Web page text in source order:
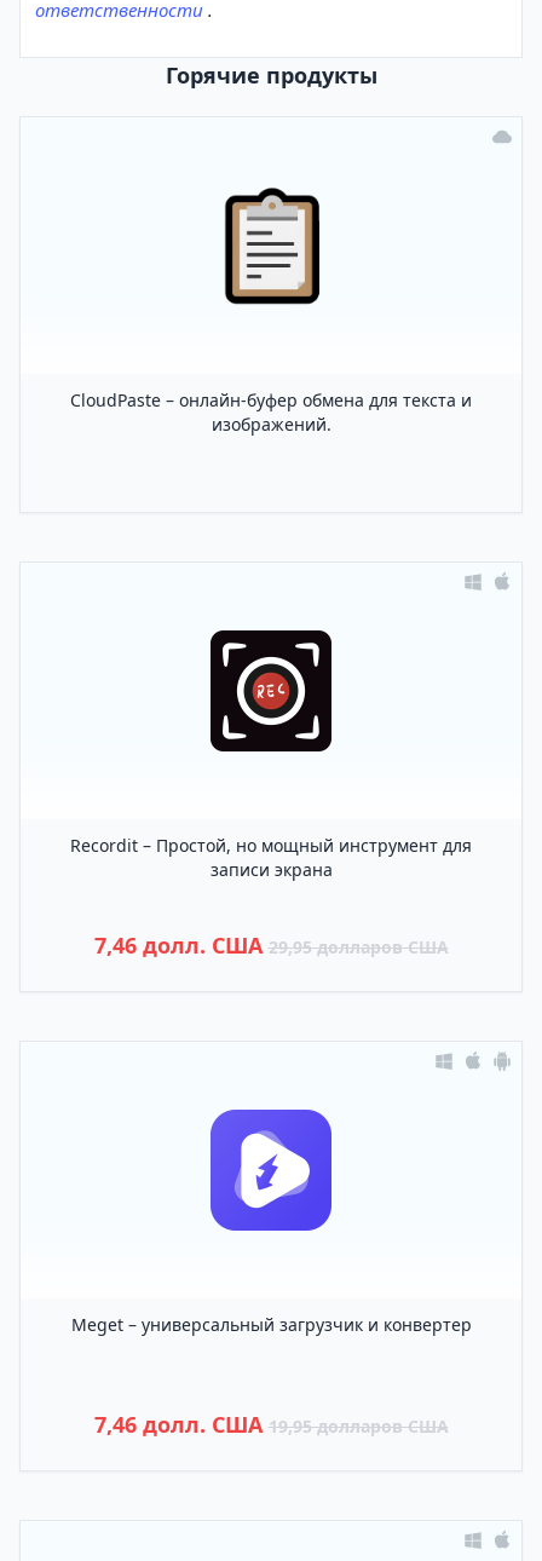
ответственности .
Горячие продукты
CloudPaste – онлайн-буфер обмена для текста и
изображений.
Recordit – Простой, но мощный инструмент для
записи экрана
7,46 долл. США 29,95 долларов США
Meget – универсальный загрузчик и конвертер
7,46 долл. США 19,95 долларов США